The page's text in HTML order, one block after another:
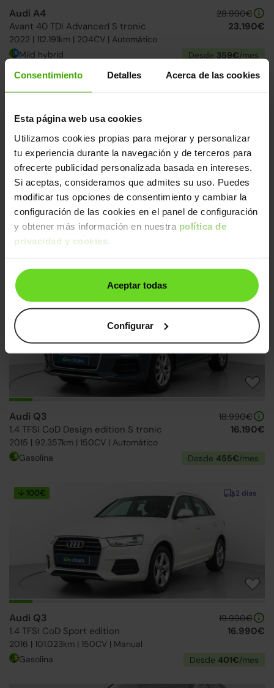
Consentimiento Detalles Acerca de las cookies
Esta página web usa cookies
Utilizamos cookies propias para mejorar y personalizar
tu experiencia durante la navegación y de terceros para
ofrecerte publicidad personalizada basada en intereses.
Si aceptas, consideramos que admites su uso. Puedes
modificar tus opciones de consentimiento y cambiar la
configuración de las cookies en el panel de configuración
y obtener más información en nuestra política de
privacidad y cookies
Aceptar todas
Configurar
Audi A4
Avant 40 TDI Advanced S tronic
2022 | 112.191km | 204CV | Automático
28.990€
23.190€
Mild hybrid Desde 359€/mes
Ruedas delanteras nuevas
Audi A3
Sportback 40 TFSIe Advanced S tronic
2022 | 109.066km | 204CV | Automático
26.990€
Audi Q3
1.4 TFSI CoD Design edition S tronic
2015 | 92.357km | 150CV | Automático
18.990€
16.190€
Gasolina Desde 455€/mes
2 días
↓ 100€
Audi Q3
1.4 TFSI CoD Sport edition
2016 | 101.023km | 150CV | Manual
19.990€
16.990€
Gasolina Desde 401€/mes